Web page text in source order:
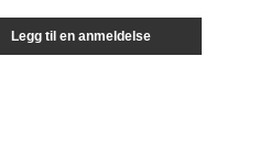
Legg til en anmeldelse